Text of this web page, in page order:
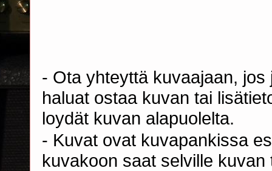
- Ota yhteyttä kuvaajaan,
haluat ostaa kuvan tai
loydät kuvan alapuolelta.
- Kuvat ovat kuvapankissa
kuvakoon saat selville